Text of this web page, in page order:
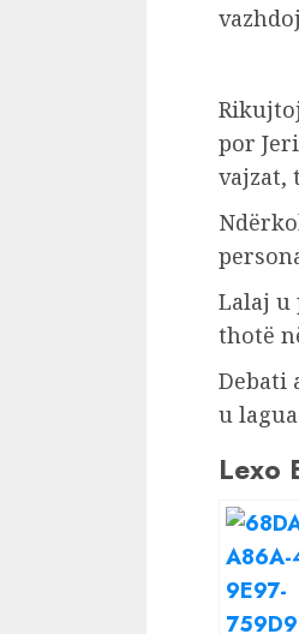
por
vajzat,
Lalaj u
thotë
Debati
u
Lexo